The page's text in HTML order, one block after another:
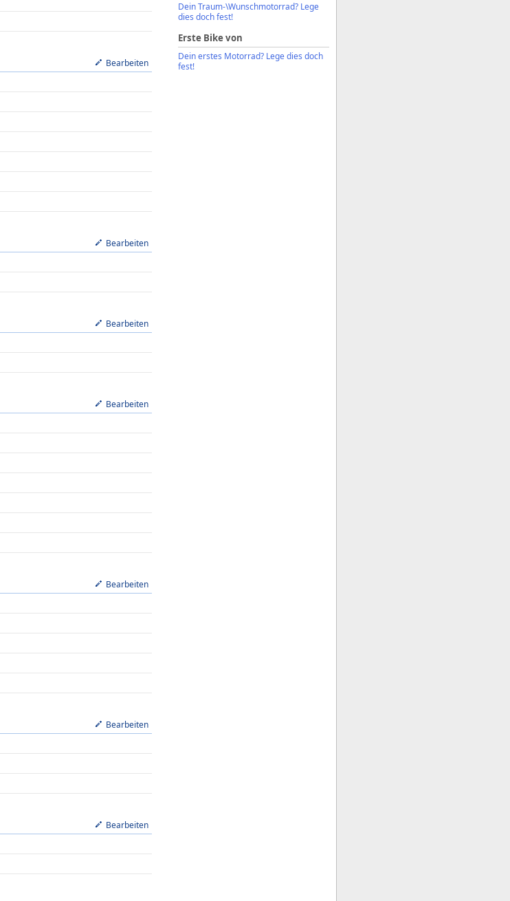
Bearbeiten
Bearbeiten
Bearbeiten
Bearbeiten
Bearbeiten
Bearbeiten
Bearbeiten
Dein Traum-\Wunschmotorrad? Lege
dies doch fest!
Erste Bike von
Dein erstes Motorrad? Lege dies doch
fest!